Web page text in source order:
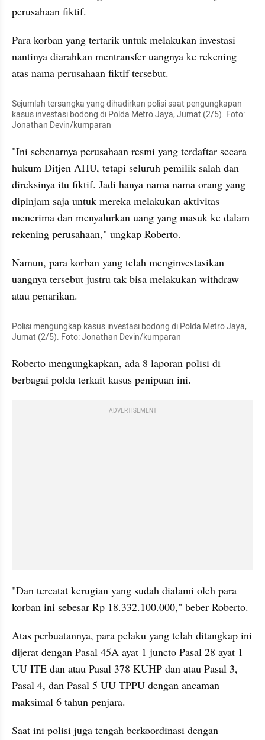
perusahaan fiktif.
Para korban yang tertarik untuk melakukan investasi
nantinya diarahkan mentransfer uangnya ke rekening
atas nama perusahaan fiktif tersebut.
Sejumlah tersangka yang dihadirkan polisi saat pengungkapan
kasus investasi bodong di Polda Metro Jaya, Jumat (2/5). Foto:
Jonathan Devin/kumparan
"Ini sebenarnya perusahaan resmi yang terdaftar secara
hukum Ditjen AHU, tetapi seluruh pemilik salah dan
direksinya itu fiktif. Jadi hanya nama nama orang yang
dipinjam saja untuk mereka melakukan aktivitas
menerima dan menyalurkan uang yang masuk ke dalam
rekening perusahaan," ungkap Roberto.
Namun, para korban yang telah menginvestasikan
uangnya tersebut justru tak bisa melakukan withdraw
atau penarikan.
Polisi mengungkap kasus investasi bodong di Polda Metro Jaya,
Jumat (2/5). Foto: Jonathan Devin/kumparan
Roberto mengungkapkan, ada 8 laporan polisi di
berbagai polda terkait kasus penipuan ini.
ADVERTISEMENT
"Dan tercatat kerugian yang sudah dialami oleh para
korban ini sebesar Rp 18.332.100.000," beber Roberto.
Atas perbuatannya, para pelaku yang telah ditangkap ini
dijerat dengan Pasal 45A ayat 1 juncto Pasal 28 ayat 1
UU ITE dan atau Pasal 378 KUHP dan atau Pasal 3,
Pasal 4, dan Pasal 5 UU TPPU dengan ancaman
maksimal 6 tahun penjara.
Saat ini polisi juga tengah berkoordinasi dengan